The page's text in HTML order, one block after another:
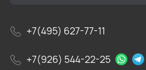
+7(495) 627-77-11
+7(926) 544-22-25